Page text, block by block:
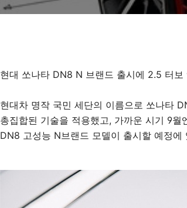
현대 쏘나타 DN8 N 브랜드 출시에 2.5 터보
현대차 명작 국민 세단의 이름으로 쏘나타
총집합된 기술을 적용했고, 가까운 시기 9
DN8 고성능 N브랜드 모델이 출시할 예정에